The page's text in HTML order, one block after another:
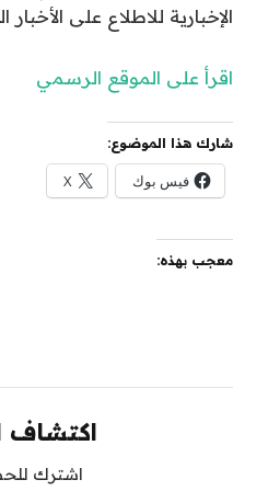
الإخبارية للاطلاع على الأخبار
اقرأ على الموقع الرسمي
شارك هذا الموضوع:
فيس بوك X
معجب بهذه:
اكتشاف
اشترك